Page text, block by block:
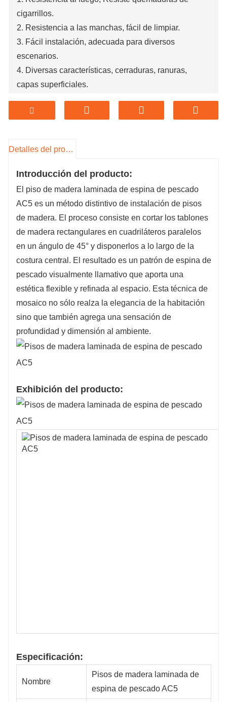
cigarrillos.
2. Resistencia a las manchas, fácil de limpiar.
3. Fácil instalación, adecuada para diversos
escenarios.
4. Diversas características, cerraduras, ranuras,
capas superficiales.
medio ambiente.
Detalles del producto
Introducción del producto:
El piso de madera laminada de espina de pescado
AC5 es un método distintivo de instalación de pisos
de madera. El proceso consiste en cortar los tablones
de madera rectangulares en cuadriláteros paralelos
en un ángulo de 45° y disponerlos a lo largo de la
costura central. El resultado es un patrón de espina de
pescado visualmente llamativo que aporta una
estética flexible y refinada al espacio. Esta técnica de
mosaico no sólo realza la elegancia de la habitación
sino que también agrega una sensación de
profundidad y dimensión al ambiente.
Exhibición del producto:
Especificación:
Nombre
Pisos de madera laminada de
espina de pescado AC5